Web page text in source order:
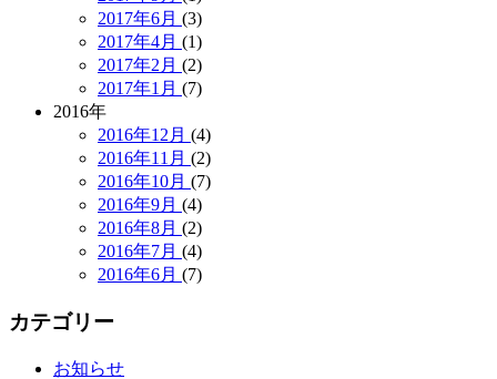
2017年6月 (3)
2017年4月 (1)
2017年2月 (2)
2017年1月 (7)
2016年
2016年12月 (4)
2016年11月 (2)
2016年10月 (7)
2016年9月 (4)
2016年8月 (2)
2016年7月 (4)
2016年6月 (7)
カテゴリー
お知らせ